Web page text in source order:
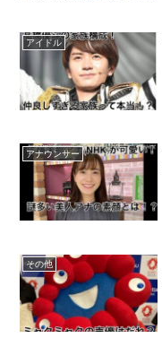
アイドル
アナウンサー
その他